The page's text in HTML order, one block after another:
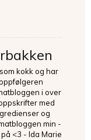
kokk og har
i over
med
og
min -
<3 - Ida Marie